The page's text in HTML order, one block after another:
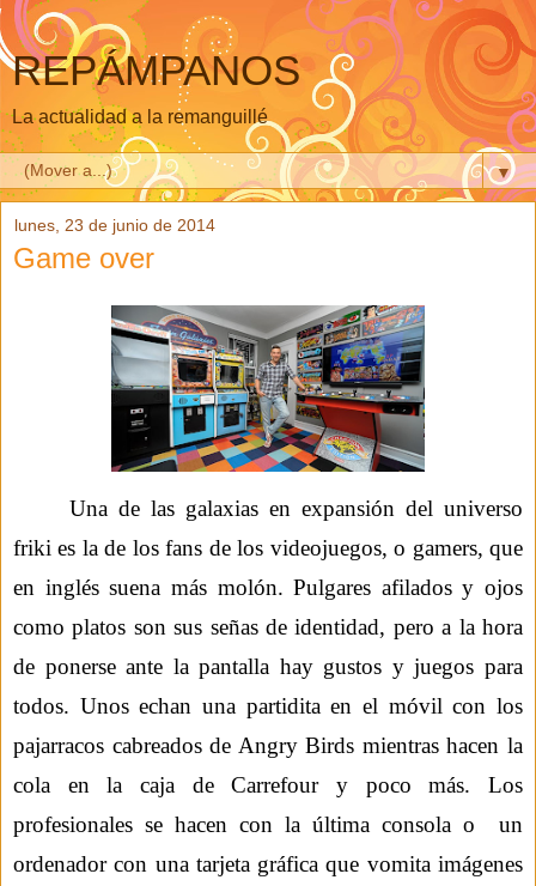
REPÁMPANOS
La actualidad a la remanguillé
▼
lunes, 23 de junio de 2014
Game over
Una de las galaxias en expansión del universo
friki es la de los fans de los videojuegos, o gamers, que
en inglés suena más molón. Pulgares afilados y ojos
como platos son sus señas de identidad, pero a la hora
de ponerse ante la pantalla haygustos y juegos para
todos. Unosechan una partidita en el móvil con los
pajarracos cabreados de Angry Birds mientras hacen la
cola en la caja de Carrefoury poco más. Los
profesionales se hacen con la última consola o
un
ordenador con una tarjeta gráfica que vomita imágenes